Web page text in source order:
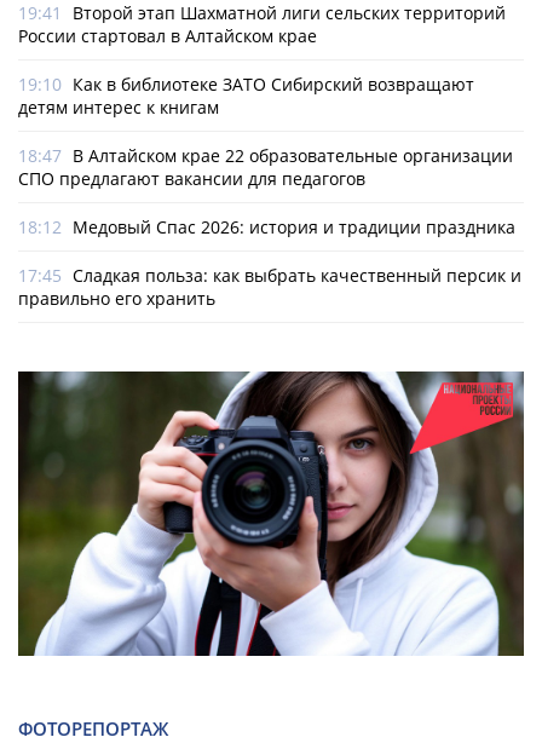
19:41
Второй этап Шахматной лиги сельских территорий
России стартовал в Алтайском крае
19:10 Как в библиотеке ЗАТО Сибирский возвращают
детям интерес к книгам
18:47 В Алтайском крае 22 образовательные организации
СПО предлагают вакансии для педагогов
18:12 Медовый Спас 2026: история и традиции праздника
17:45 Сладкая польза: как выбрать качественный персик и
правильно его хранить
ФОТОРЕПОРТАЖ